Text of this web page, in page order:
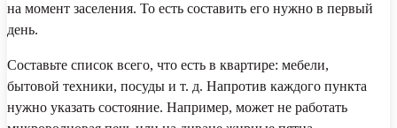
на момент заселения. То есть составить его нужно в первый
день.
Составьте список всего, что есть в квартире: мебели,
бытовой техники, посуды и т. д. Напротив каждого пункта
нужно указать состояние. Например, может не работать